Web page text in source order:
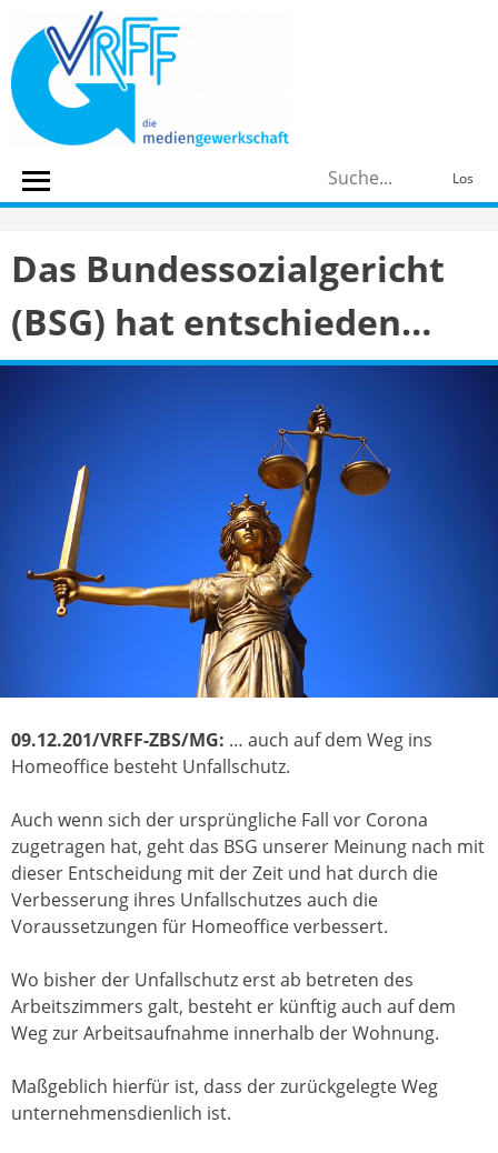
content
Los
Das Bundessozialgericht
(BSG) hat entschieden…
09.12.201/VRFF-ZBS/MG: … auch auf dem Weg ins
Homeoffice besteht Unfallschutz.
Auch wenn sich der ursprüngliche Fall vor Corona
zugetragen hat, geht das BSG unserer Meinung nach mit
dieser Entscheidung mit der Zeit und hat durch die
Verbesserung ihres Unfallschutzes auch die
Voraussetzungen für Homeoffice verbessert.
Wo bisher der Unfallschutz erst ab betreten des
Arbeitszimmers galt, besteht er künftig auch auf dem
Weg zur Arbeitsaufnahme innerhalb der Wohnung.
Maßgeblich hierfür ist, dass der zurückgelegte Weg
unternehmensdienlich ist.